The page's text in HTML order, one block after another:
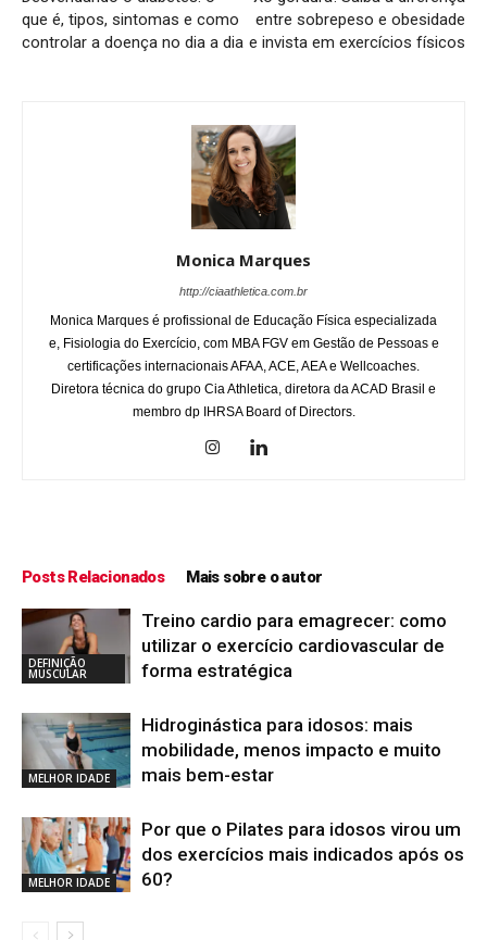
que é, tipos, sintomas e como
controlar a doença no dia a dia
entre sobrepeso e obesidade
e invista em exercícios físicos
Monica Marques
http://ciaathletica.com.br
Monica Marques é profissional de Educação Física especializada
e, Fisiologia do Exercício, com MBA FGV em Gestão de Pessoas e
certificações internacionais AFAA, ACE, AEA e Wellcoaches.
Diretora técnica do grupo Cia Athletica, diretora da ACAD Brasil e
membro dp IHRSA Board of Directors.
Posts Relacionados Mais sobre o autor
DEFINIÇÃO
MUSCULAR
Treino cardio para emagrecer: como
utilizar o exercício cardiovascular de
forma estratégica
MELHOR IDADE
Hidroginástica para idosos: mais
mobilidade, menos impacto e muito
mais bem-estar
MELHOR IDADE
Por que o Pilates para idosos virou um
dos exercícios mais indicados após os
60?